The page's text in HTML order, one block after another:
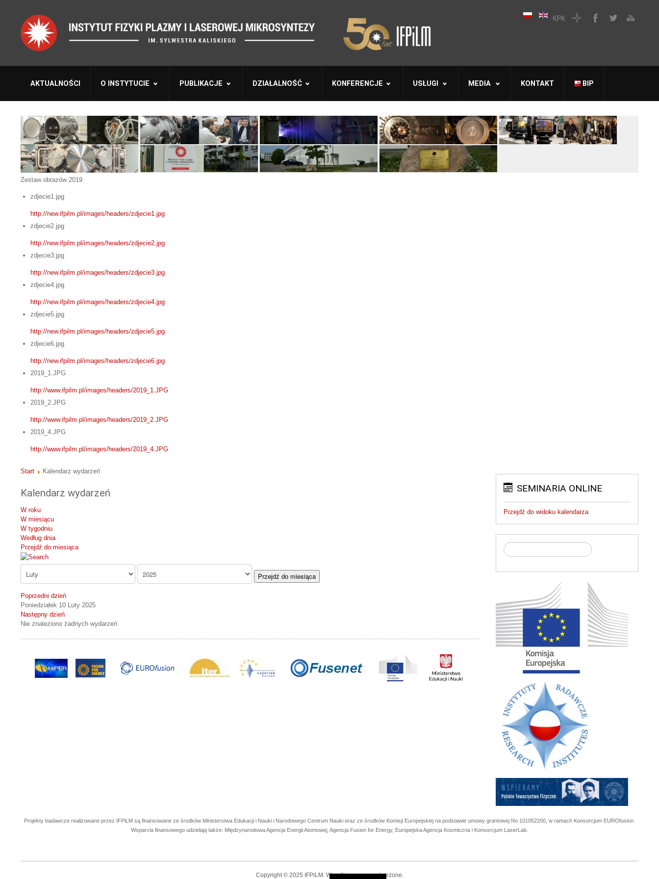
AKTUALNOŚCI O INSTYTUCIE PUBLIKACJE DZIAŁALNOŚĆ KONFERENCJE USŁUGI MEDIA KONTAKT BIP
Zestaw obrazów 2019
zdjecie1.jpg
http://new.ifpilm.pl/images/headers/zdjecie1.jpg
zdjecie2.jpg
http://new.ifpilm.pl/images/headers/zdjecie2.jpg
zdjecie3.jpg
http://new.ifpilm.pl/images/headers/zdjecie3.jpg
zdjecie4.jpg
http://new.ifpilm.pl/images/headers/zdjecie4.jpg
zdjecie5.jpg
http://new.ifpilm.pl/images/headers/zdjecie5.jpg
zdjecie6.jpg
http://new.ifpilm.pl/images/headers/zdjecie6.jpg
2019_1.JPG
http://www.ifpilm.pl/images/headers/2019_1.JPG
2019_2.JPG
http://www.ifpilm.pl/images/headers/2019_2.JPG
2019_4.JPG
http://www.ifpilm.pl/images/headers/2019_4.JPG
Start Kalendarz wydarzeń
Kalendarz wydarzeń
W roku
W miesiącu
W tygodniu
Według dnia
Przejdź do miesiąca
Przejdź do miesiąca
Poprzedni dzień
Poniedziałek 10 Luty 2025
Następny dzień
Nie znaleziono żadnych wydarzeń
SEMINARIA ONLINE
Przejdź do widoku kalendarza
Projekty badawcze realizowane przez IFPiLM są finansowane ze środków Ministerstwa Edukacji i Nauki i Narodowego Centrum Nauki oraz ze środków Komisji Europejskiej na podstawie umowy grantowej No 101052200, w ramach Konsorcjum EUROfusion.
Wsparcia finansowego udzielają także: Międzynarodowa Agencja Energii Atomowej, Agencja Fusion for Energy, Europejska Agencja Kosmiczna i Konsorcjum LaserLab.
Copyright © 2025 IFPiLM. Wszelkie prawa zastrzeżone.